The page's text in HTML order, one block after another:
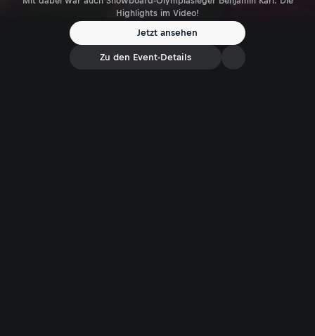
Highlights im Video!
Jetzt ansehen
Zu den Event-Details